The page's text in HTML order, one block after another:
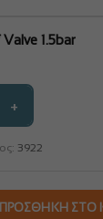
1.5bar
+
3922
ΠΡΟΣΘΉΚΗ ΣΤΟ